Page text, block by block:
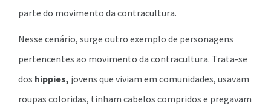
parte do movimento da contracultura.
Nesse cenário, surge outro exemplo de personagens
pertencentes ao movimento da contracultura. Trata-se
dos hippies, jovens que viviam em comunidades, usavam
roupas coloridas, tinham cabelos compridos e pregavam